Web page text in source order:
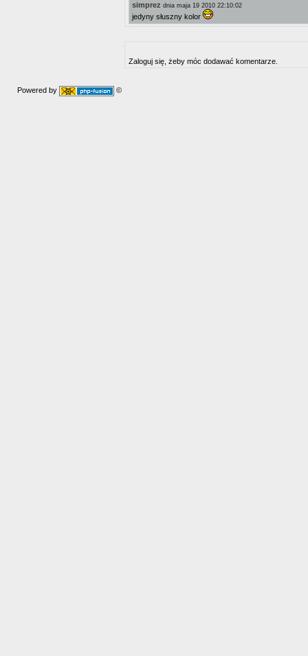
simprez dnia maja 19 2010 22:10:02
jedyny słuszny kolor
Zaloguj się, żeby móc dodawać komentarze.
Powered by ©